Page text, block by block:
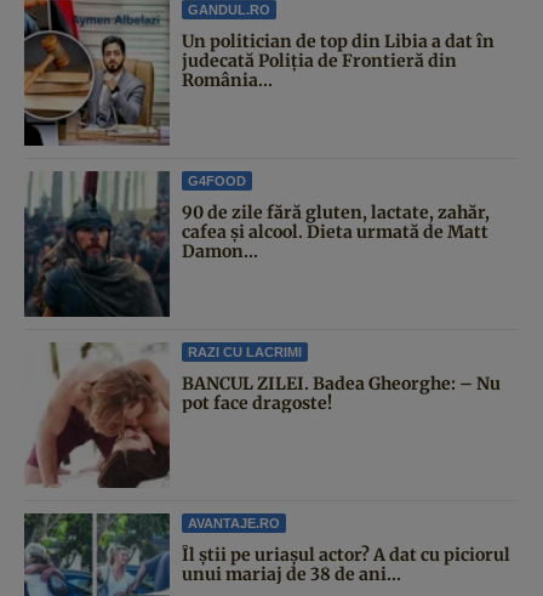
GANDUL.RO
Un politician de top din Libia a dat în
judecată Poliția de Frontieră din
România...
G4FOOD
90 de zile fără gluten, lactate, zahăr,
cafea și alcool. Dieta urmată de Matt
Damon...
RAZI CU LACRIMI
BANCUL ZILEI. Badea Gheorghe: – Nu
pot face dragoste!
AVANTAJE.RO
Îl știi pe uriașul actor? A dat cu piciorul
unui mariaj de 38 de ani...